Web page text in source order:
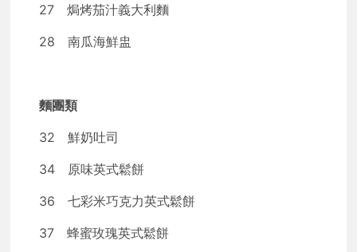
27 焗烤茄汁義大利麵
28 南瓜海鮮盅
麵團類
32 鮮奶吐司
34 原味英式鬆餅
36 七彩米巧克力英式鬆餅
37 蜂蜜玫瑰英式鬆餅